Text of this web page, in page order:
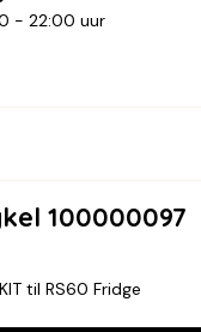
- 22:00 uur
100000097
til RS60 Fridge